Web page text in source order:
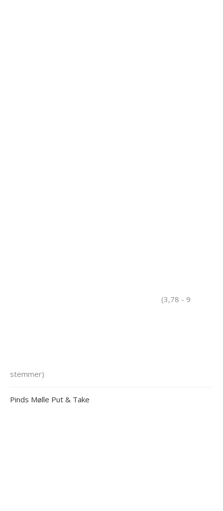
(3,78 - 9
stemmer)
Pinds Mølle Put & Take